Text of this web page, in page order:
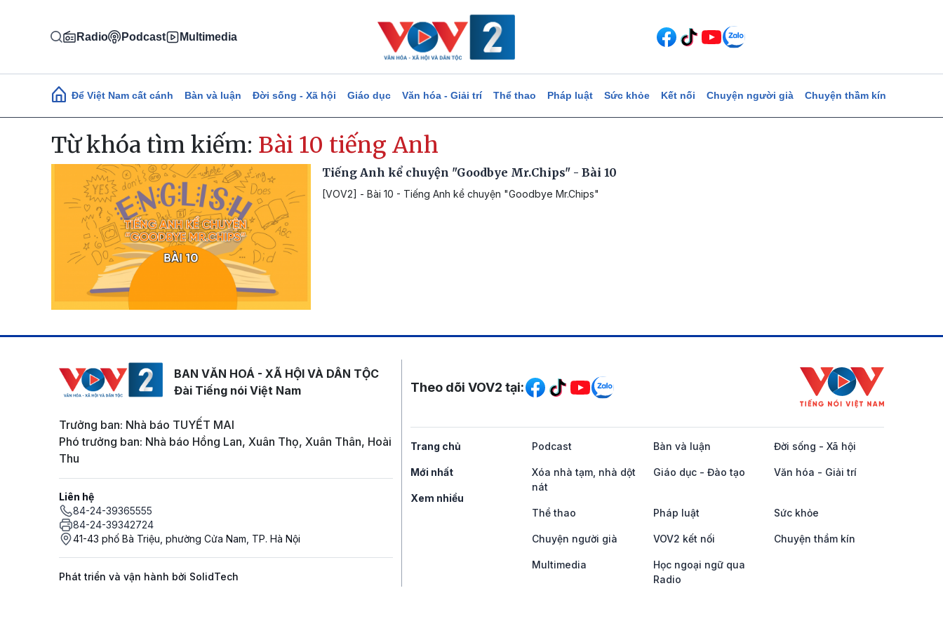
Radio Podcast Multimedia
Main navigation
Để Việt Nam cất cánh Bàn và luận Đời sống - Xã hội Giáo dục Văn hóa - Giải trí Thể thao Pháp luật Sức khỏe Kết nối Chuyện người già Chuyện thầm kín
Từ khóa tìm kiếm: Bài 10 tiếng Anh
Tiếng Anh kể chuyện "Goodbye Mr.Chips" - Bài 10
[VOV2] - Bài 10 - Tiếng Anh kể chuyện "Goodbye Mr.Chips"
BAN VĂN HOÁ - XÃ HỘI VÀ DÂN TỘC
Đài Tiếng nói Việt Nam
Trưởng ban: Nhà báo TUYẾT MAI
Phó trưởng ban: Nhà báo Hồng Lan, Xuân Thọ, Xuân Thân, Hoài
Thu
Liên hệ
84-24-39365555
84-24-39342724
41-43 phố Bà Triệu, phường Cửa Nam, TP. Hà Nội
Phát triển và vận hành bởi SolidTech
Mạng xã hội
Theo dõi VOV2 tại:
Trang chủ
Mới nhất
Xem nhiều
Podcast Bàn và luận Đời sống - Xã hội
Xóa nhà tạm, nhà dột
nát
Giáo dục - Đào tạo Văn hóa - Giải trí
Thể thao Pháp luật Sức khỏe
Chuyện người già VOV2 kết nối Chuyện thầm kín
Multimedia
Học ngoại ngữ qua
Radio